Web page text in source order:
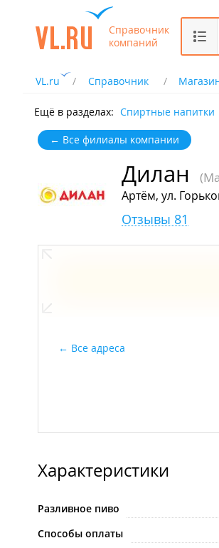
Справочник
компаний
VL.ru Справочник
Ещё в разделах: Спиртные напитки
← Все филиалы компании
Дилан
Артём, ул.
Отзывы 81
Все адреса
Характеристики
Разливное пиво
Способы оплаты